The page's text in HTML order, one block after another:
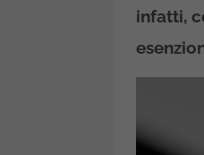
infatti,